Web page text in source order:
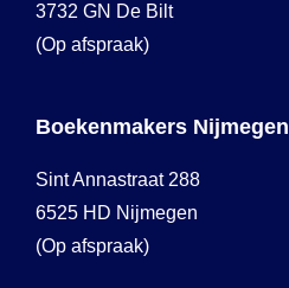
3732 GN De Bilt
(Op afspraak)
Boekenmakers Nijmegen
Sint Annastraat 288
6525 HD Nijmegen
(Op afspraak)